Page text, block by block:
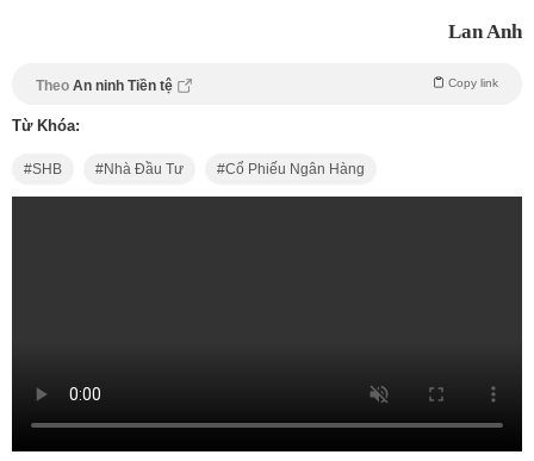
Lan Anh
Theo An ninh Tiền tệ Copy link
Từ Khóa:
SHB Nhà Đầu Tư Cổ Phiếu Ngân Hàng